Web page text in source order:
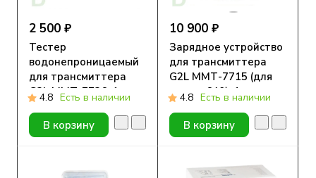
2 500 ₽
Тестер
водонепроницаемый
для трансмиттера
G2L ММТ-7726, 1 шт.
4.8 Есть в наличии
В корзину
10 900 ₽
Зарядное устройство
для трансмиттера
G2L ММТ-7715 (для
помпы 640), 1 шт.
4.8 Есть в наличии
В корзину